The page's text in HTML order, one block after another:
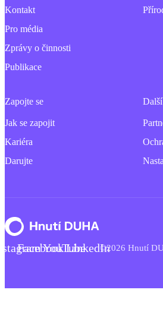
Kontakt
Pro média
Zprávy o činnosti
Publikace
Zapojte se
Jak se zapojit
Kariéra
Darujte
Další
FacebookYouTubeLinkedIn©2026 Hnutí